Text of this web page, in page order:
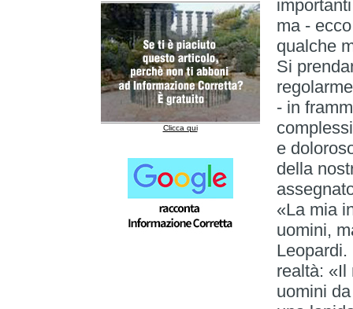
Clicca qui
ma -
qualche
Si
- in
e
della
«La mia
uomini,
realtà: «Il
uomini